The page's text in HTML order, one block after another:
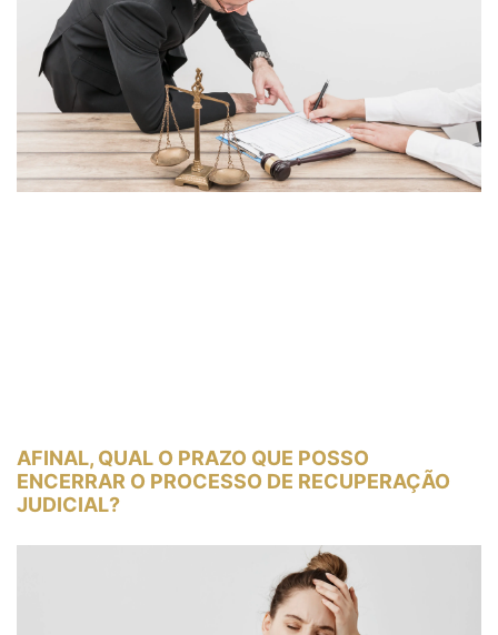
AFINAL, QUAL O PRAZO QUE POSSO
ENCERRAR O PROCESSO DE RECUPERAÇÃO
JUDICIAL?